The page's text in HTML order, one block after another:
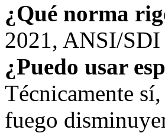
¿Qué norma
2021, ANSI/SDI
¿Puedo usar
Técnicamente
fuego